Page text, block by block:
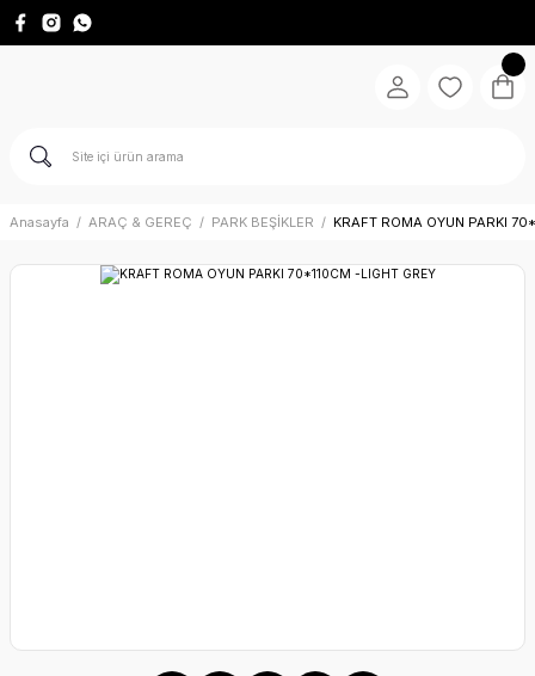
Anasayfa ARAÇ & GEREÇ PARK BEŞİKLER KRAFT ROMA OYUN PARKI